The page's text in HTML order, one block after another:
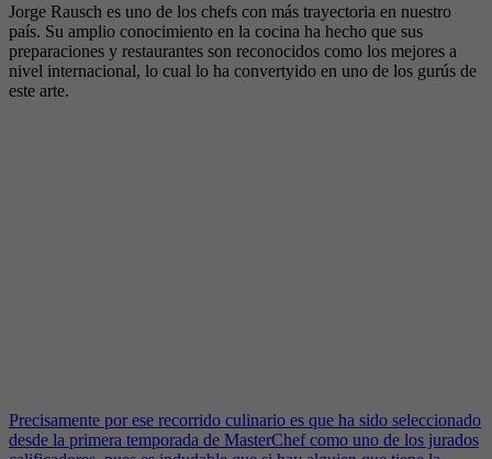
Jorge Rausch es uno de los chefs con más trayectoria en nuestro
país. Su amplio conocimiento en la cocina ha hecho que sus
preparaciones y restaurantes son reconocidos como los mejores a
nivel internacional, lo cual lo ha convertyido en uno de los gurús de
este arte.
Precisamente por ese recorrido culinario es que ha sido seleccionado
desde la primera temporada de MasterChef como uno de los jurados